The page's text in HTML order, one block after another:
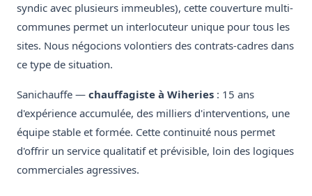
syndic avec plusieurs immeubles), cette couverture multi-
communes permet un interlocuteur unique pour tous les
sites. Nous négocions volontiers des contrats-cadres dans
ce type de situation.
Sanichauffe — chauffagiste à Wiheries : 15 ans
d'expérience accumulée, des milliers d'interventions, une
équipe stable et formée. Cette continuité nous permet
d'offrir un service qualitatif et prévisible, loin des logiques
commerciales agressives.